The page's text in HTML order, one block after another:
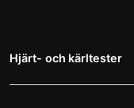
Hjärt- och kärltester